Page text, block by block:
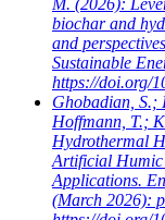
biochar and
and
Sustainable
https://doi.org/
Ghobadian, S.;
Hoffmann, T.;
Hydrothermal
Artificial Humic
Applications.
(March 2026):